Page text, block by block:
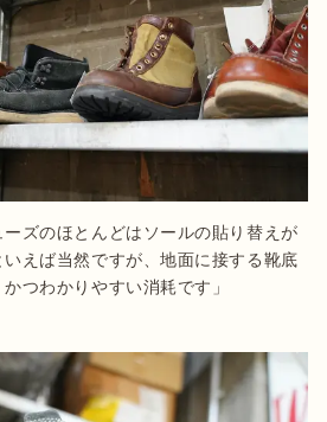
ズのほとんどはソールの貼り替えが
えば当然ですが、地面に接する靴底
つわかりやすい消耗です」